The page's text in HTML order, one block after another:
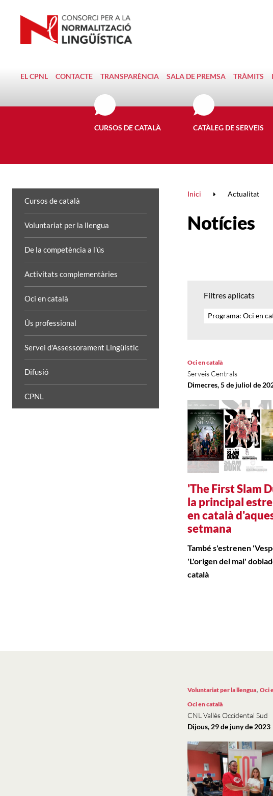
EL CPNL CONTACTE TRANSPARÈNCIA SALA DE PREMSA TRÀMITS
CURSOS DE CATALÀ CATÀLEG DE SERVEIS
Cursos de català
Voluntariat per la llengua
De la competència a l'ús
Activitats complementàries
Oci en català
Ús professional
Servei d'Assessorament Lingüístic
Difusió
CPNL
Inici Actualitat
Notícies
Filtres aplicats
Programa: Oci en
'The First Slam
la principal
en català
setmana
Oci en català
Serveis Centrals
Dimecres, 5 de juliol de
També s'estrenen
'L'origen del mal'
català
Voluntariat per la llengua, Oci
Oci en català
CNL Vallès Occidental Sud
Dijous, 29 de juny de 2023